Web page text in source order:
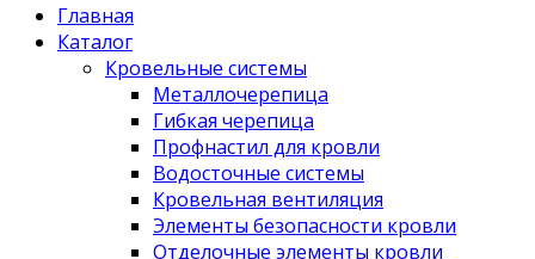
Главная
Каталог
Кровельные системы
Металлочерепица
Гибкая черепица
Профнастил для кровли
Водосточные системы
Кровельная вентиляция
Элементы безопасности кровли
Отделочные элементы кровли